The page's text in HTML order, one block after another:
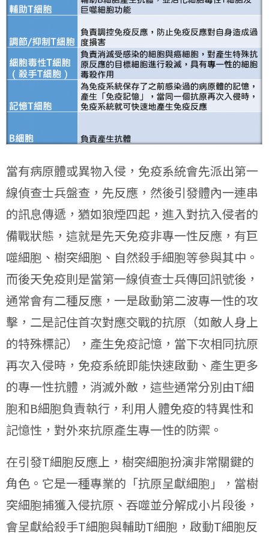
當有病原體或異物入侵，免疫系統會先派出第一
線偵查士兵盤查，先反應，然後引發體內一連串
的訊息傳遞，猶如狼煙四起，進入對抗入侵者的
備戰狀態，這就是先天免疫非專一性反應，有巨
噬細胞、樹突細胞、自然殺手細胞等參與其中。
而後天免疫則是當第一線偵查士兵傳回訊號後，
通常會有二種反應，一是啟動第二波專一性的攻
擊，二是記住首次對應交戰的抗原（如敵人身上
的特殊標記），產生免疫記憶，當下次相同抗原
再次入侵時，免疫系統即能快速啟動、產生更多
的專一性抗體，消滅外敵，這些通常分別由T細
胞和B細胞負責執行，利用人體免疫的特異性和
記憶性，對外來抗原產生專一性的防禦。
在引發T細胞反應上，樹突細胞扮演非常關鍵的
角色。它是一種專業的「抗原呈獻細胞」，當樹
突細胞捕獲入侵抗原、吞噬並分解成小片段後，
會呈獻給殺手T細胞與輔助T細胞，啟動T細胞反